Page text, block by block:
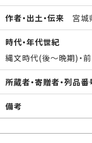
作者・出土・伝来 宮城
時代・年代世紀
縄文時代(後～晩期)・
所蔵者・寄贈者・列品番
備考